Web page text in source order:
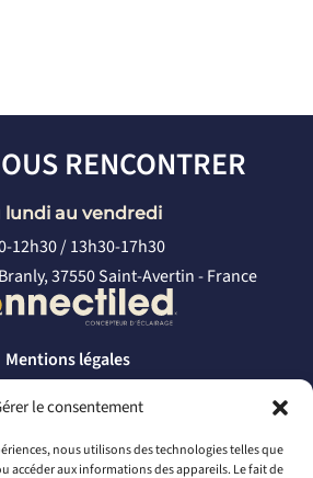
le consentement
nous utilisons des technologies telles que
accéder aux informations des appareils. Le fait de
RENCONTRER
lundi au vendredi
12h30 / 13h30-17h30
37550 Saint-Avertin - France
Mentions légales
de confidentialité
NOUS